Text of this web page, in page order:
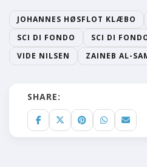
JOHANNES HØSFLOT KLÆBO
SCI DI FONDO
SCI DI
VIDE NILSEN
ZAINEB AL-
SHARE: